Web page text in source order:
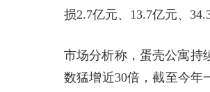
损2.7亿元、13.7亿元、
市场分析称，蛋壳公寓持
数猛增近30倍，截至今年